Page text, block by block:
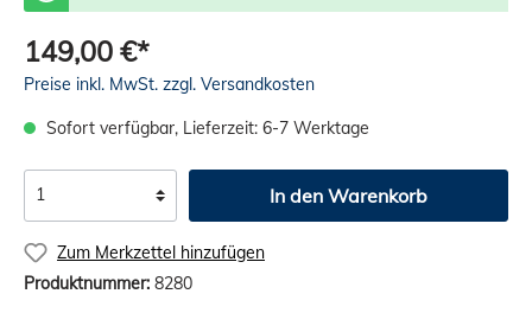
149,00 €*
Preise inkl. MwSt. zzgl. Versandkosten
Sofort verfügbar, Lieferzeit: 6-7 Werktage
In den Warenkorb
Zum Merkzettel hinzufügen
Produktnummer: 8280